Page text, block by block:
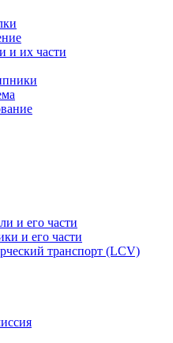
и их части
и его части
и его части
транспорт (LCV)